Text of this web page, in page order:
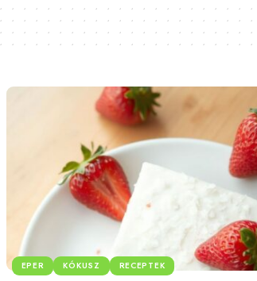
EPER KÓKUSZ RECEPTEK